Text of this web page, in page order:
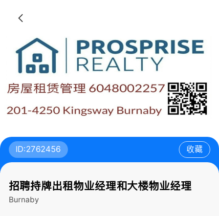
ID:2762456 收藏
招聘持牌出租物业经理和大楼物业经理
Burnaby